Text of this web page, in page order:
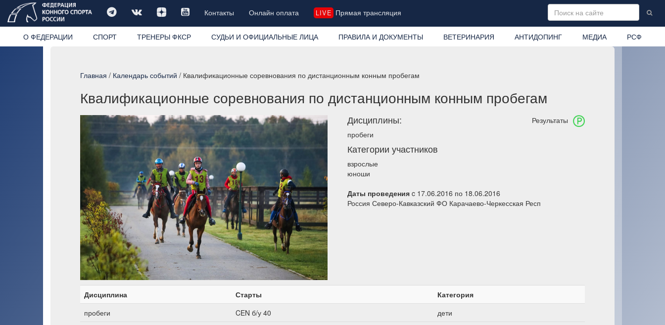
Контакты Онлайн оплата LIVE Прямая трансляция
О ФЕДЕРАЦИИ СПОРТ ТРЕНЕРЫ ФКСР СУДЬИ И ОФИЦИАЛЬНЫЕ ЛИЦА ПРАВИЛА И ДОКУМЕНТЫ ВЕТЕРИНАРИЯ АНТИДОПИНГ МЕДИА РСФ
Главная / Календарь событий / Квалификационные соревнования по дистанционным конным пробегам
Квалификационные соревнования по дистанционным конным пробегам
Результаты
Дисциплины:
пробеги
Категории участников
взрослые
юноши
Даты проведения c 17.06.2016 по 18.06.2016
Россия Северо-Кавказский ФО Карачаево-Черкесская Респ
Дисциплина Старты
Категория
пробеги
CEN б/у 40
дети